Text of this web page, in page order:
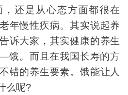
还是从心态方面都很在
年慢性疾病。其实说起养
诉大家，其实健康的养生
饿。而且在我国长寿的方
错的养生要素。饿能让人
么呢?